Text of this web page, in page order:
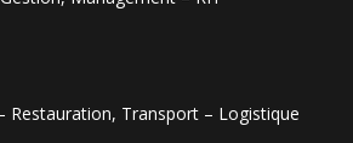
Restauration, Transport – Logistique